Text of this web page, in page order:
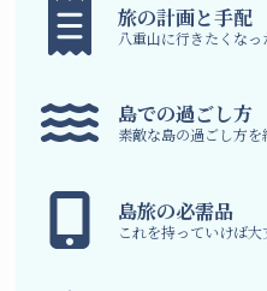
旅の計画と手配
八重山に行きたくな
島での過ごし方
素敵な島の過ごし方を
島旅の必需品
これを持っていけば